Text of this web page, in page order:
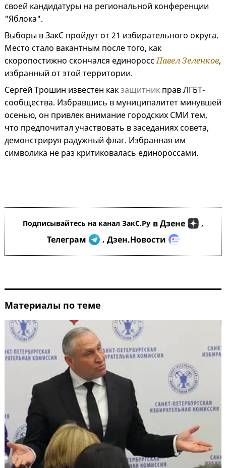
своей кандидатуры на региональной конференции
"Яблока".
Выборы в ЗакС пройдут от 21 избирательного округа.
Место стало вакантным после того, как
скоропостижно скончался единороссПавел Зеленков,
избранный от этой территории.
Сергей Трошин известен какзащитник прав ЛГБТ-
сообщества. Избравшись в муниципалитет минувшей
осенью, он привлек внимание городских СМИ тем,
что предпочитал участвовать в заседаниях совета,
демонстрируя радужный флаг. Избранная им
символика не раз критиковалась единороссами.
Подписывайтесь на канал ЗакС.Ру в Дзене ,
Телеграм , Дзен.Новости
Материалы по теме